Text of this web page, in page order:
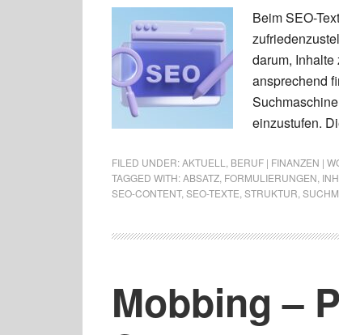
Beim SEO-
darum,
ansprechend
einzustufen.
FILED UNDER:AKTUELL BERUF | FINANZEN |
TAGGED WITH:ABSATZ FORMULIERUNGEN
SEO-CONTENT, SEO-TEXTE STRUKTUR
Mobbing –